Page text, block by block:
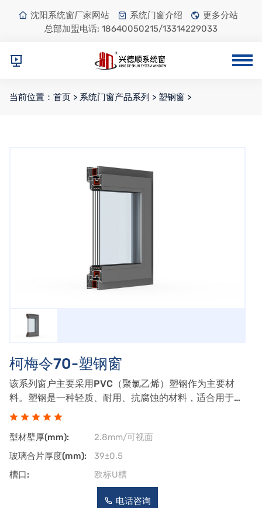
沈阳系统窗厂家网站 系统门窗介绍
更多分站
总部加盟电话: 18640050215/13314229033
当前位置： 首页 > 系统门窗产品系列 > 塑钢窗 >
柯梅令70-塑钢窗
该系列窗户主要采用PVC（聚氯乙烯）塑钢作为主要材
料。塑钢是一种轻质、耐用、抗腐蚀的材料，适合用于门
窗制造。极窄边框设计：尽管是塑钢窗，但柯梅令70系列
构：塑钢窗通常设计有多腔室，以增强保温
型材壁厚(mm):
2.8mm/可视面
玻璃合片厚度(mm):
39±0.5
槽口:
欧标U槽
电话咨询